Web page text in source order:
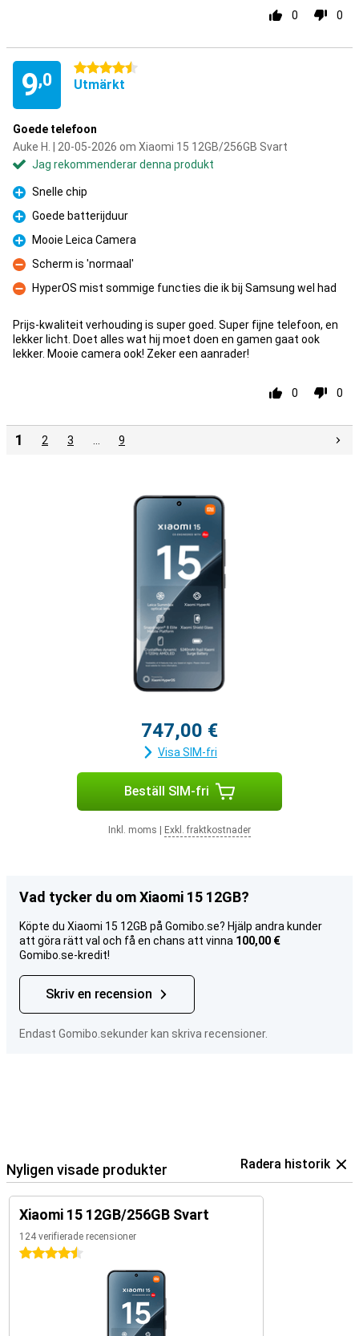
0 0
9,0
4.5 stjärnor
Utmärkt
Goede telefoon
Auke H. | 20-05-2026 om Xiaomi 15 12GB/256GB Svart
Jag rekommenderar denna produkt
Fördelar
Snelle chip
Fördelar
Goede batterijduur
Fördelar
Mooie Leica Camera
Nackdelar
Scherm is 'normaal'
Nackdelar
HyperOS mist sommige functies die ik bij Samsung wel had
Prijs-kwaliteit verhouding is super goed. Super fijne telefoon, en
lekker licht. Doet alles wat hij moet doen en gamen gaat ook
lekker. Mooie camera ook! Zeker een aanrader!
0 0
1 2 3 9
747,00 €
Visa SIM-fri
Beställ SIM-fri
Inkl. moms Exkl. fraktkostnader
Vad tycker du om Xiaomi 15 12GB?
Köpte du Xiaomi 15 12GB på Gomibo.se? Hjälp andra kunder
att göra rätt val och få en chans att vinna 100,00 €
Gomibo.se-kredit!
Skriv en recension
Endast Gomibo.sekunder kan skriva recensioner.
Nyligen visade produkter Radera historik
Xiaomi 15 12GB/256GB Svart
124 verifierade recensioner
4.5 stjärnor